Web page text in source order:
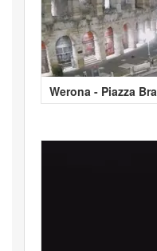
Werona - Piazza Bra